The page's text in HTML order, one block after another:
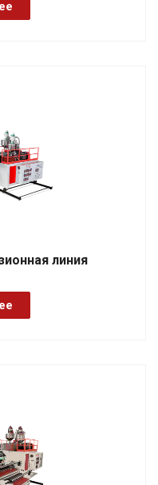
линия